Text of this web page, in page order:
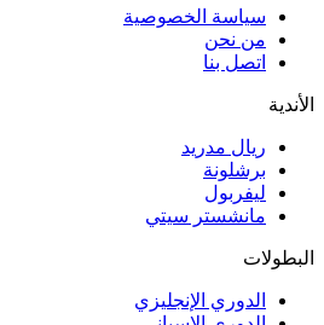
سياسة الخصوصية
من نحن
اتصل بنا
الأندية
ريال مدريد
برشلونة
ليفربول
مانشستر سيتي
البطولات
الدوري الإنجليزي